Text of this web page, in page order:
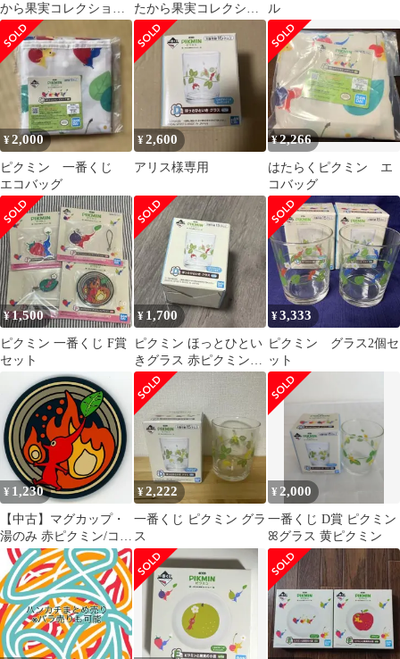
から果実コレクション
B賞
たから果実コレクショ
ン G賞 6点
ル
¥2,000
ピクミン 一番くじ
エコバッグ
¥2,600
アリス様専用
¥2,266
はたらくピクミン エ
コバッグ
¥1,500
ピクミン 一番くじ F賞
セット
¥ 1,700
ピクミン ほっとひとい
きグラス 赤ピクミン
一番くじ D賞
¥3,333
ピクミン グラス2個セ
ット
¥ 1,230
【中古】マグカップ・
湯のみ 赤ピクミン/コー
スター おたすけラバー
アイテムコレクション
「一番くじ ピクミン ～
おたから果実コレクシ
ョン～」 F賞
¥2,222
一番くじ ピクミン グラ
ス
¥2,000
一番くじ D賞 ピクミン
ꕤ︎︎グラス 黄ピクミン